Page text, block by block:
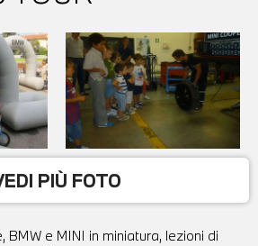
PIÙ FOTO
BMW e MINI in miniatura, lezioni di